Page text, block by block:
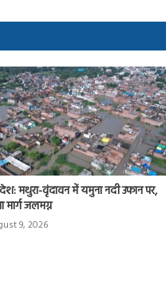
मथुरा-वृंदावन में यमुना नदी उफान पर,
मार्ग जलमग्न
9, 2026